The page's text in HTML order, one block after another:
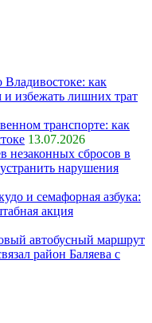
Владивостоке: как
избежать лишних трат
транспорте: как
13.07.2026
незаконных сбросов в
нарушения
и семафорная азбука:
акция
автобусный маршрут
район Баляева с